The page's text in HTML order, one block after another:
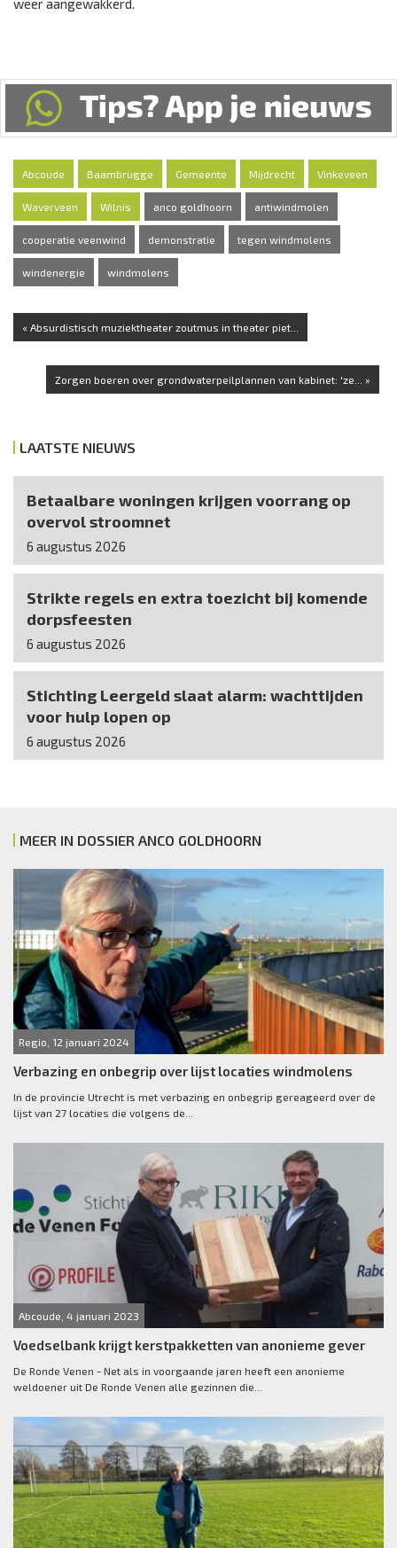
weer aangewakkerd.
Abcoude Baambrugge Gemeente Mijdrecht Vinkeveen
Waverveen Wilnis anco goldhoorn antiwindmolen
cooperatie veenwind demonstratie tegen windmolens
windenergie windmolens
« Absurdistisch muziektheater zoutmus in theater piet...
Zorgen boeren over grondwaterpeilplannen van kabinet: 'ze... »
LAATSTE NIEUWS
Betaalbare woningen krijgen voorrang op
overvol stroomnet
6 augustus 2026
Strikte regels en extra toezicht bij komende
dorpsfeesten
6 augustus 2026
Stichting Leergeld slaat alarm: wachttijden
voor hulp lopen op
6 augustus 2026
MEER IN DOSSIER ANCO GOLDHOORN
Regio, 12 januari 2024
Verbazing en onbegrip over lijst locaties windmolens
In de provincie Utrecht is met verbazing en onbegrip gereageerd over de
lijst van 27 locaties die volgens de...
Abcoude, 4 januari 2023
Voedselbank krijgt kerstpakketten van anonieme gever
De Ronde Venen - Net als in voorgaande jaren heeft een anonieme
weldoener uit De Ronde Venen alle gezinnen die...